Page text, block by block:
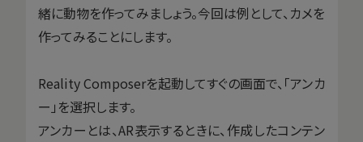
緒に動物を作ってみましょう。今回は例として、カメを
作ってみることにします。
Reality Composerを起動してすぐの画面で、「アンカ
ー」を選択します。
アンカーとは、AR表示するときに、作成したコンテン